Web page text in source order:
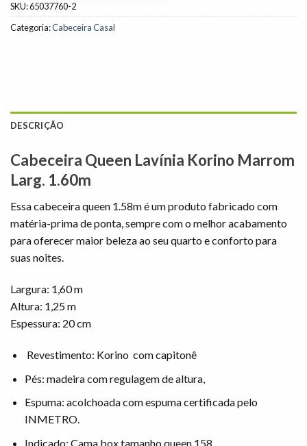
SKU:65037760-2
Categoria:Cabeceira Casal
DESCRIÇÃO
Cabeceira Queen Lavínia Korino Marrom
Larg. 1.60m
Essa cabeceira queen 1.58m é um produto fabricado com
matéria-prima de ponta, sempre com o melhor acabamento
para oferecer maior beleza ao seu quarto e conforto para
suas noites.
Largura: 1,60 m
Altura: 1,25 m
Espessura: 20 cm
Revestimento: Korino com capitonê
Pés: madeira com regulagem de altura,
Espuma: acolchoada com espuma certificada pelo
INMETRO.
Indicado: Cama box tamanho queen 158